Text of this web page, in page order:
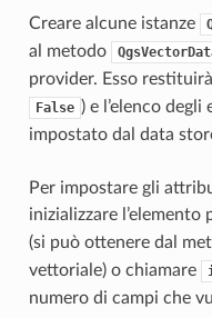
Creare alcune istanze
al metodo
provider. Esso
False ) e l’elenco
impostato dal data
Per impostare gli
inizializzare l’elemento
(si può ottenere dal
vettoriale) o chiamare
numero di campi che